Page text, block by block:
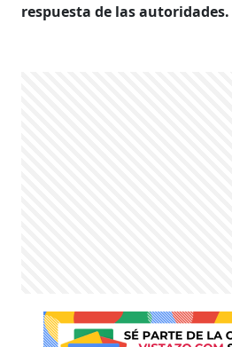
respuesta de las autoridades.